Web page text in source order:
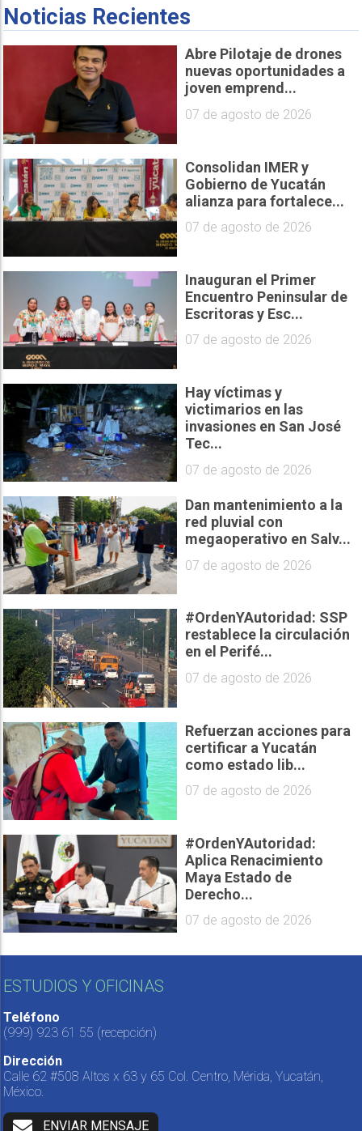
Noticias Recientes
Abre Pilotaje de drones
nuevas oportunidades a
joven emprend...
07 de agosto de 2026
Consolidan IMER y
Gobierno de Yucatán
alianza para fortalece...
07 de agosto de 2026
Inauguran el Primer
Encuentro Peninsular de
Escritoras y Esc...
07 de agosto de 2026
Hay víctimas y
victimarios en las
invasiones en San José
Tec...
07 de agosto de 2026
Dan mantenimiento a la
red pluvial con
megaoperativo en Salv...
07 de agosto de 2026
#OrdenYAutoridad: SSP
restablece la circulación
en el Perifé...
07 de agosto de 2026
Refuerzan acciones para
certificar a Yucatán
como estado lib...
07 de agosto de 2026
#OrdenYAutoridad:
Aplica Renacimiento
Maya Estado de
Derecho...
07 de agosto de 2026
ESTUDIOS Y OFICINAS
Teléfono
(999) 923 61 55 (recepción)
Dirección
Calle 62 #508 Altos x 63 y 65 Col. Centro, Mérida, Yucatán,
México.
ENVIAR MENSAJE